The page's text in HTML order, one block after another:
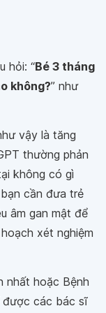
hỏi: “Bé 3 tháng
không?” như
vậy là tăng
thường phản
không có gì
cần đưa trẻ
âm gan mật để
xét nghiệm
nhất hoặc Bệnh
được các bác sĩ